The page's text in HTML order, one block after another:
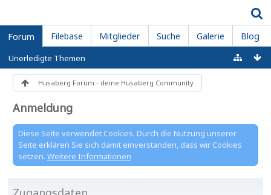
Forum Filebase Mitglieder Suche Galerie Blog
Unerledigte Themen
Husaberg Forum - deine Husaberg Community
Anmeldung
Diese Seite verwendet Cookies. Durch die Nutzung unserer
Seite erklären Sie sich damit einverstanden, dass wir Cookies
setzen. Weitere Informationen